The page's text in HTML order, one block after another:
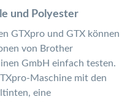
und Polyester
GTXpro und GTX können
von Brother
GmbH einfach testen.
Maschine mit den
eine